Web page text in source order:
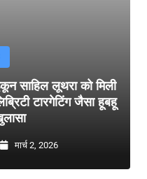
साहिल लूथरा को मिली
टारगेटिंग जैसा हूबहू
मार्च 2, 2026